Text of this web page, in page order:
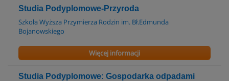
Studia Podyplomowe-Przyroda
Szkoła Wyższa Przymierza Rodzin im. Bł.Edmunda
Bojanowskiego
Więcej informacji
Studia Podyplomowe: Gospodarka odpadami